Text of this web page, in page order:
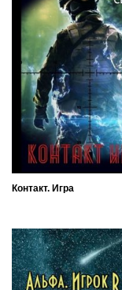
Контакт. Игра